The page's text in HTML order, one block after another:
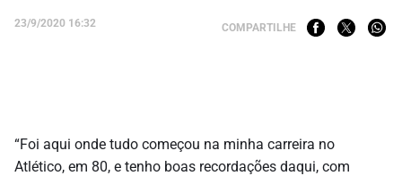
23/9/2020 16:32 COMPARTILHE
“Foi aqui onde tudo começou na minha carreira no
Atlético, em 80, e tenho boas recordações daqui, com